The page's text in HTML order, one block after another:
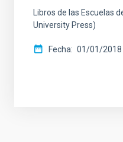
Libros de las Escuelas
University Press)
Fecha 01/01/2018